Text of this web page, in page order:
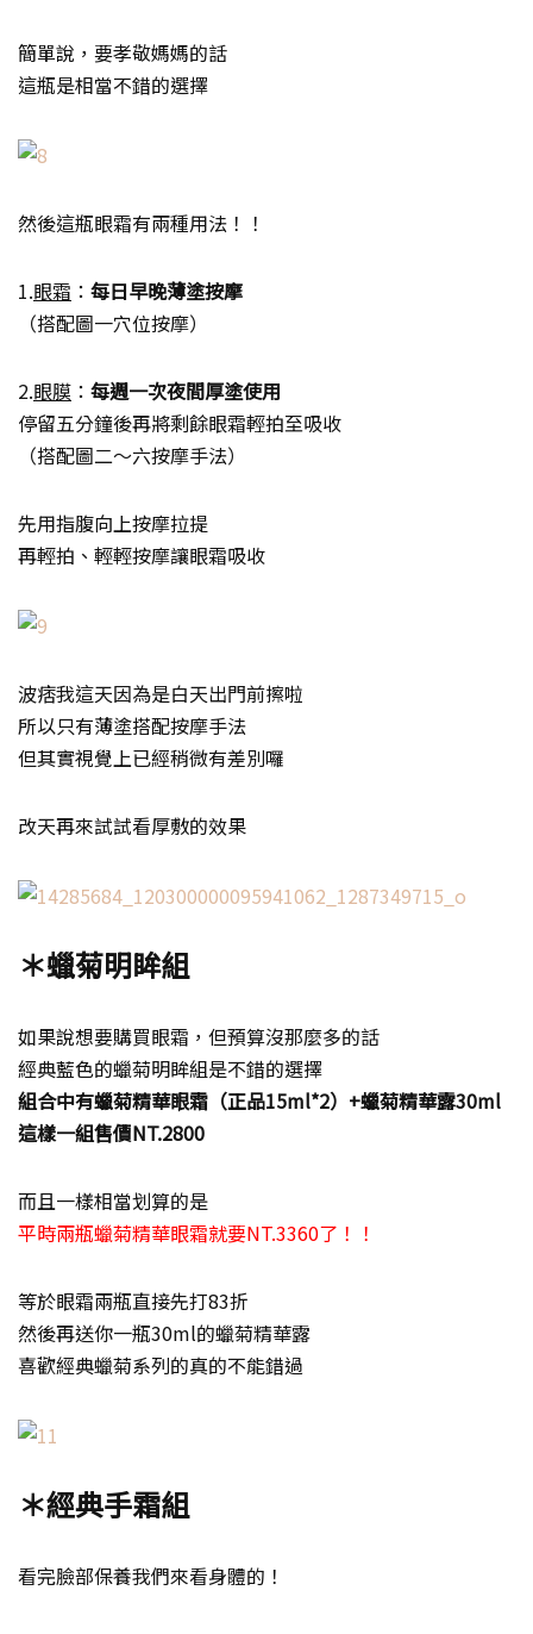
簡單說，要孝敬媽媽的話
這瓶是相當不錯的選擇
然後這瓶眼霜有兩種用法！！
1.眼霜 ： 每日早晚薄塗按摩
（搭配圖一穴位按摩）
2.眼膜 ： 每週一次夜間厚塗使用
停留五分鐘後再將剩餘眼霜輕拍至吸收
（搭配圖二～六按摩手法）
先用指腹向上按摩拉提
再輕拍、輕輕按摩讓眼霜吸收
波痞我這天因為是白天出門前擦啦
所以只有薄塗搭配按摩手法
但其實視覺上已經稍微有差別囉
改天再來試試看厚敷的效果
＊蠟菊明眸組
如果說想要購買眼霜，但預算沒那麼多的話
經典藍色的蠟菊明眸組是不錯的選擇
組合中有蠟菊精華眼霜（正品15ml*2）+蠟菊精華露30ml
這樣一組售價NT.2800
而且一樣相當划算的是
平時兩瓶蠟菊精華眼霜就要NT.3360了！！
等於眼霜兩瓶直接先打83折
然後再送你一瓶30ml的蠟菊精華露
喜歡經典蠟菊系列的真的不能錯過
＊經典手霜組
看完臉部保養我們來看身體的！